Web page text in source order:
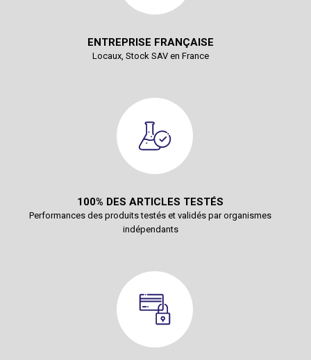
ENTREPRISE FRANÇAISE
Locaux, Stock SAV en France
100% DES ARTICLES TESTÉS
Performances des produits testés et validés par organismes
indépendants